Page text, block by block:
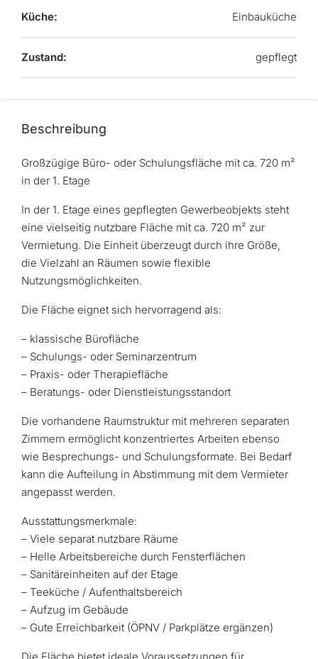
Küche: Einbauküche
Zustand: gepflegt
Beschreibung
Großzügige Büro- oder Schulungsfläche mit ca. 720 m²
in der 1. Etage
In der 1. Etage eines gepflegten Gewerbeobjekts steht
eine vielseitig nutzbare Fläche mit ca. 720 m² zur
Vermietung. Die Einheit überzeugt durch ihre Größe,
die Vielzahl an Räumen sowie flexible
Nutzungsmöglichkeiten.
Die Fläche eignet sich hervorragend als:
– klassische Bürofläche
– Schulungs- oder Seminarzentrum
– Praxis- oder Therapiefläche
– Beratungs- oder Dienstleistungsstandort
Die vorhandene Raumstruktur mit mehreren separaten
Zimmern ermöglicht konzentriertes Arbeiten ebenso
wie Besprechungs- und Schulungsformate. Bei Bedarf
kann die Aufteilung in Abstimmung mit dem Vermieter
angepasst werden.
Ausstattungsmerkmale:
– Viele separat nutzbare Räume
– Helle Arbeitsbereiche durch Fensterflächen
– Sanitäreinheiten auf der Etage
– Teeküche / Aufenthaltsbereich
– Aufzug im Gebäude
– Gute Erreichbarkeit (ÖPNV / Parkplätze ergänzen)